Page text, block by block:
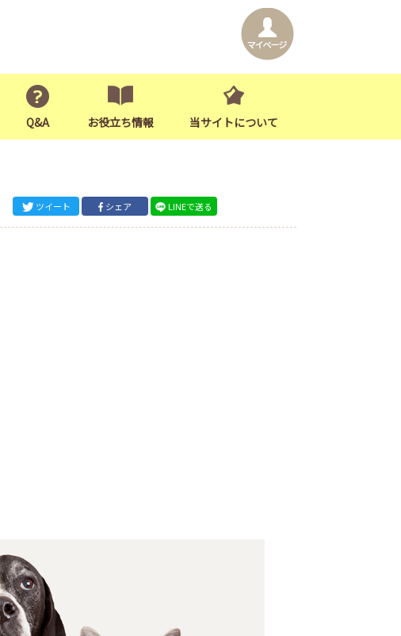
Q&A お役立ち情報 当サイトについて
ツイート シェア LINEで送る